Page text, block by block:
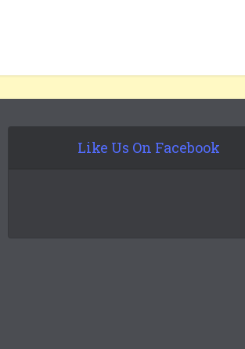
Like Us On Facebook